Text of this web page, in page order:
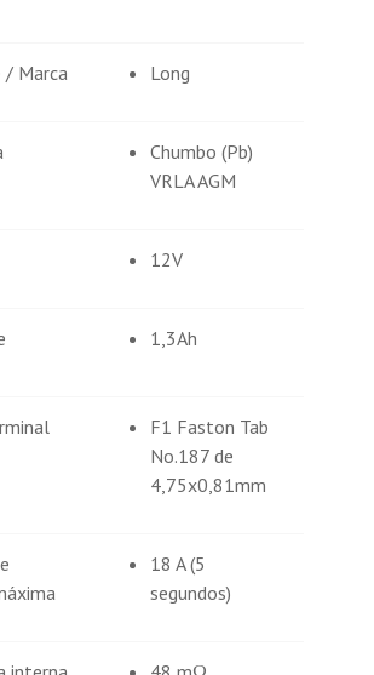
/ Marca Long
Chumbo (Pb)
VRLA AGM
12V
1,3Ah
F1 Faston Tab
No.187 de
4,75x0,81mm
18 A (5
segundos)